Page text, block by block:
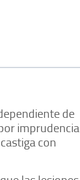
de
imprudencia
con